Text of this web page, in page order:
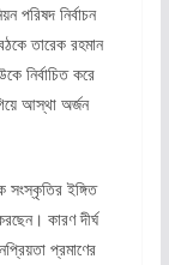
পরিষদ নির্বাচন
তারেক রহমান
নির্বাচিত করে
আস্থা অর্জন
সংস্কৃতির ইঙ্গিত
কারণ দীর্ঘ
প্রমাণের